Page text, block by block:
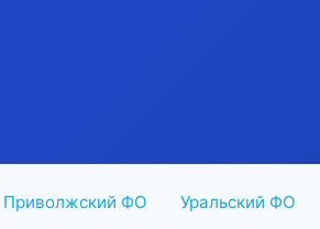
Приволжский ФО Уральский ФО